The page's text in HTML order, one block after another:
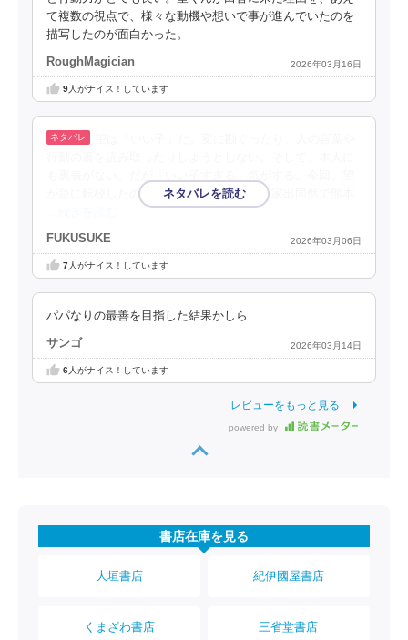
て複数の視点で、様々な動機や想いで事が進んでいたのを
描写したのが面白かった。
RoughMagician 2026年03月16日
9人がナイス！しています
が急に転校したので、心配した友人たちが家出同然で熊本
FUKUSUKE 2026年03月06日
7人がナイス！しています
パパなりの最善を目指した結果かしら
サンゴ 2026年03月14日
6人がナイス！しています
レビューをもっと見る
powered by
書店在庫を見る
大垣書店 紀伊國屋書店
くまざわ書店 三省堂書店